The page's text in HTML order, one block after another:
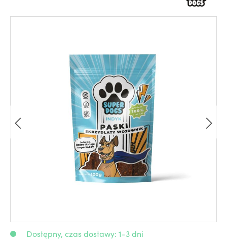
Dostępny, czas dostawy: 1-3 dni